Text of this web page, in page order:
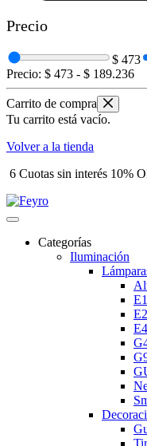
Precio
$ 473
Precio: $ 473 - $ 189.236
Carrito de compra
Tu carrito está vacío.
Volver a la tienda
6 Cuotas sin interés 10%
Categorías
Iluminación